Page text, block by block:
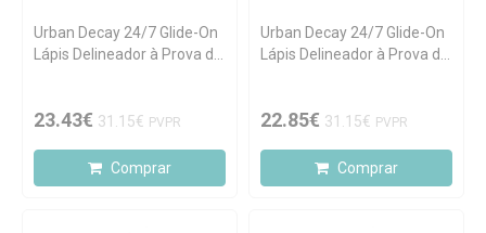
Urban Decay 24/7 Glide-On
Lápis Delineador à Prova de
23.43€ 31.15€ PVPR
Comprar
Urban Decay 24/7 Glide-On
Lápis Delineador à Prova de
22.85€ 31.15€ PVPR
Comprar